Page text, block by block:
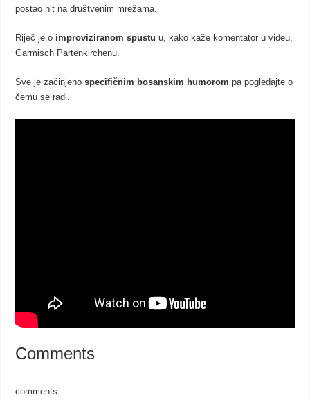
postao hit na društvenim mrežama.
Riječ je o improviziranom spustuu, kako kaže komentator u videu,
Garmisch Partenkirchenu.
Sve je začinjenospecifičnim bosanskim humorompa pogledajte o
čemu se radi.
Comments
comments